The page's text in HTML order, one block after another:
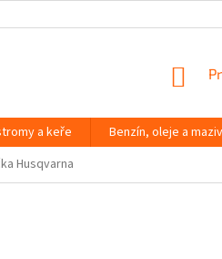
ZAHRADNÍ TECHNIKY BRNO
a keře Benzín, oleje a
Husqvarna